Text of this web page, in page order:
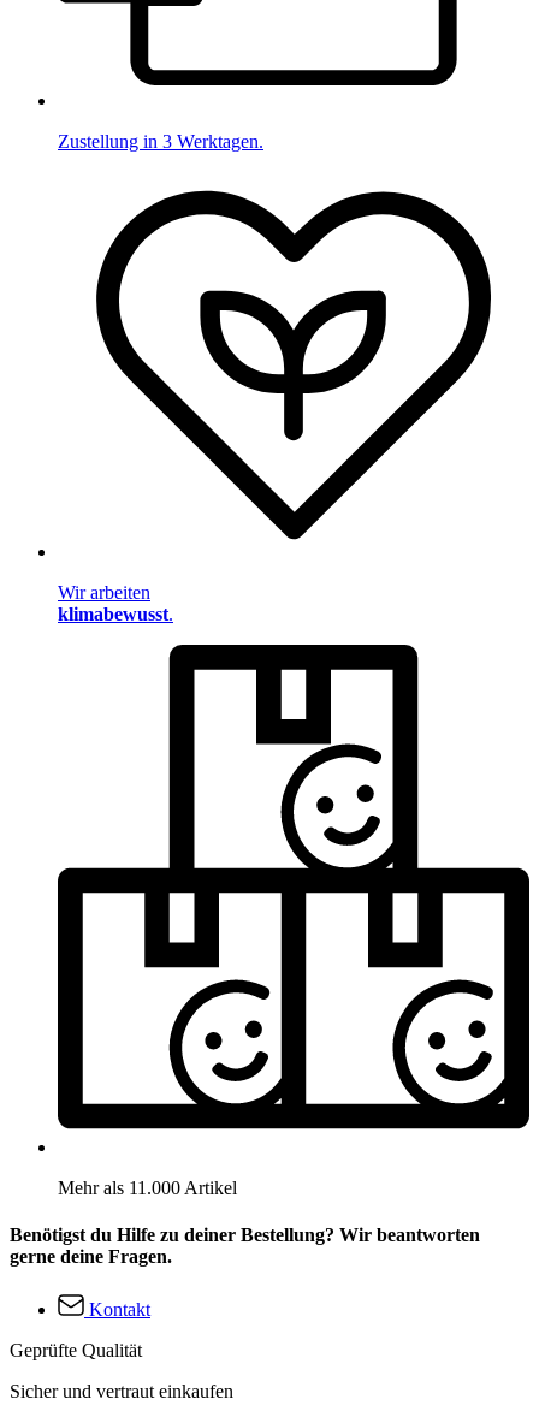
Zustellung in 3 Werktagen.
Wir arbeiten
klimabewusst.
Mehr als 11.000 Artikel
Benötigst du Hilfe zu deiner Bestellung? Wir beantworten
gerne deine Fragen.
Kontakt
Geprüfte Qualität
Sicher und vertraut einkaufen